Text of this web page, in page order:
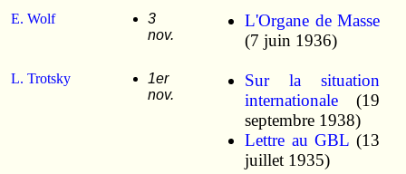
E. Wolf
3
nov.
L'Organe de Masse
(7 juin 1936)
L. Trotsky
1er
nov.
Sur la situation
internationale(19
septembre 1938)
Lettre au GBL (13
juillet 1935)